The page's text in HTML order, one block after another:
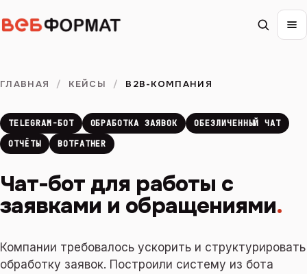
ГЛАВНАЯ / КЕЙСЫ / B2B-КОМПАНИЯ
TELEGRAM-БОТ ОБРАБОТКА ЗАЯВОК
ОБЕЗЛИЧЕННЫЙ ЧАТ
ОТЧЁТЫ
BOTFATHER
Чат-бот для работы с
заявками и обращениями.
Компании требовалось ускорить и структурировать
обработку заявок. Построили систему из бота